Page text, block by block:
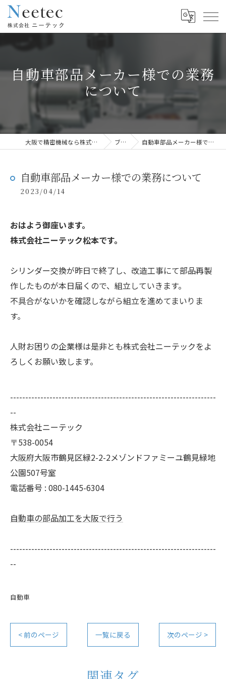
自動車部品メーカー様での業務
について
大阪で精密機械なら株式会社ニーテック ブログ 自動車部品メーカー様での業務について
自動車部品メーカー様での業務について
2023/04/14
おはよう御座います。
株式会社ニーテック松本です。
シリンダー交換が昨日で終了し、改造工事にて部品再製
作したものが本日届くので、組立していきます。
不具合がないかを確認しながら組立を進めてまいりま
す。
人財お困りの企業様は是非とも株式会社ニーテックをよ
ろしくお願い致します。
--------------------------------------------------------------------
--
株式会社ニーテック
〒538-0054
大阪府大阪市鶴見区緑2-2-2メゾンドファミーユ鶴見緑地
公園507号室
電話番号 : 080-1445-6304
自動車の部品加工を大阪で行う
--------------------------------------------------------------------
--
自動車
< 前のページ 一覧に戻る 次のページ >
関連タグ